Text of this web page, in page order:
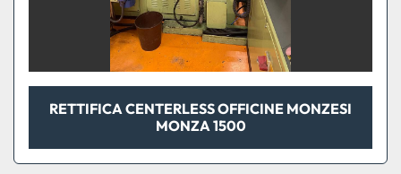
RETTIFICA CENTERLESS OFFICINE MONZESI
MONZA 1500